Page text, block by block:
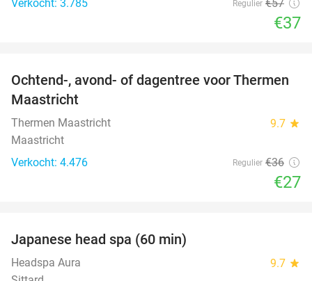
Verkocht: 3.785 Regulier €57
€37
25%
Ochtend-, avond- of dagentree voor Thermen
Maastricht
Thermen Maastricht 9.7 star
Maastricht
Verkocht: 4.476
Regulier €36
€27
Japanese head spa (60 min)
Headspa Aura 9.7 star